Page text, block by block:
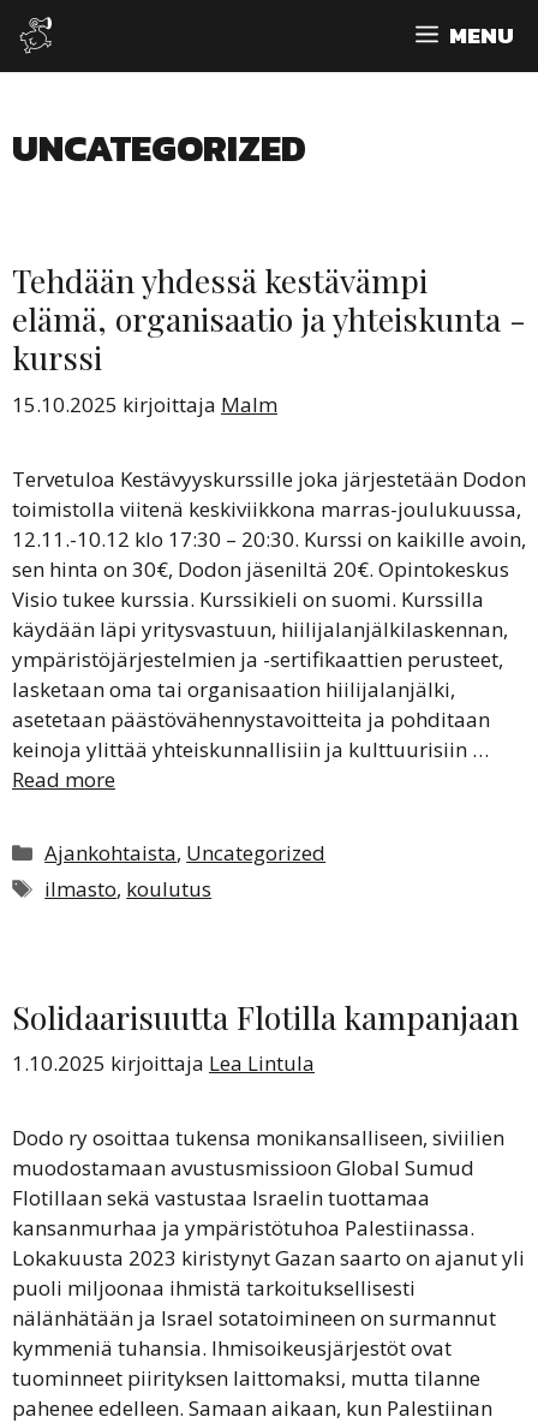
Siirry
sisältöön
MENU
UNCATEGORIZED
Tehdään yhdessä kestävämpi
elämä, organisaatio ja yhteiskunta -
kurssi
15.10.2025 kirjoittaja Malm
Tervetuloa Kestävyyskurssille joka järjestetään Dodon
toimistolla viitenä keskiviikkona marras-joulukuussa,
12.11.-10.12 klo 17:30 – 20:30. Kurssi on kaikille avoin,
sen hinta on 30€, Dodon jäseniltä 20€. Opintokeskus
Visio tukee kurssia. Kurssikieli on suomi. Kurssilla
käydään läpi yritysvastuun, hiilijalanjälkilaskennan,
ympäristöjärjestelmien ja -sertifikaattien perusteet,
lasketaan oma tai organisaation hiilijalanjälki,
asetetaan päästövähennystavoitteita ja pohditaan
keinoja ylittää yhteiskunnallisiin ja kulttuurisiin …
Read more
Kategoriat
Ajankohtaista, Uncategorized
Avainsanat
ilmasto, koulutus
Solidaarisuutta Flotilla kampanjaan
1.10.2025 kirjoittaja Lea Lintula
Dodo ry osoittaa tukensa monikansalliseen, siviilien
muodostamaan avustusmissioon Global Sumud
Flotillaan sekä vastustaa Israelin tuottamaa
kansanmurhaa ja ympäristötuhoa Palestiinassa.
Lokakuusta 2023 kiristynyt Gazan saarto on ajanut yli
puoli miljoonaa ihmistä tarkoituksellisesti
nälänhätään ja Israel sotatoimineen on surmannut
kymmeniä tuhansia. Ihmisoikeusjärjestöt ovat
tuominneet piirityksen laittomaksi, mutta tilanne
pahenee edelleen. Samaan aikaan, kun Palestiinan